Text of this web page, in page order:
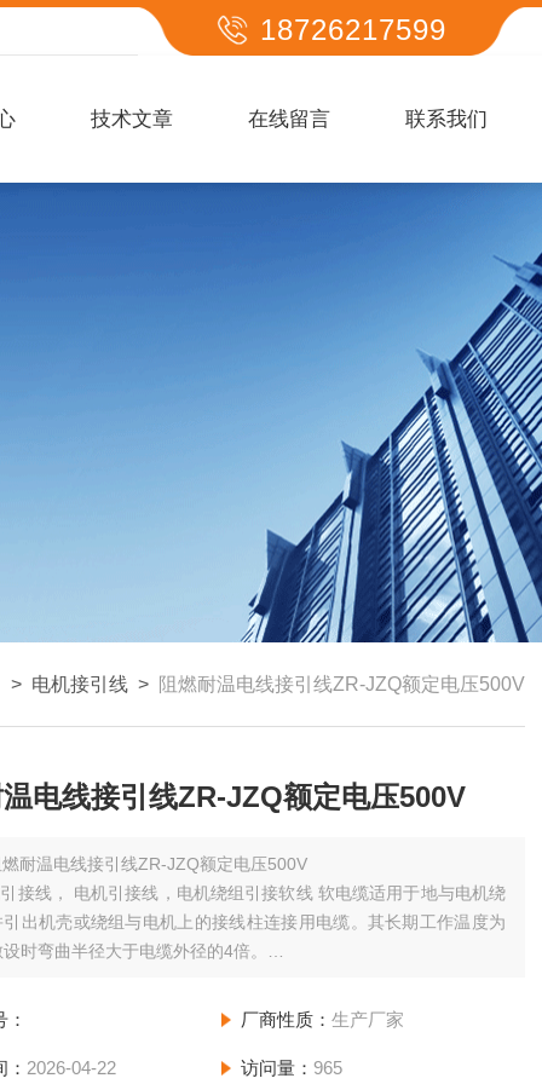
18726217599
技术文章 在线留言 联系我们
> 电机接引线 > 阻燃耐温电线接引线ZR-JZQ额定电压500V
温电线接引线ZR-JZQ额定电压500V
燃耐温电线接引线ZR-JZQ额定电压500V
接线， 电机引接线，电机绕组引接软线 软电缆适用于地与电机绕
出机壳或绕组与电机上的接线柱连接用电缆。其长期工作温度为
时弯曲半径大于电缆外径的4倍。
用于湿热地区。
厂商性质： 生产厂家
2026-04-22 访问量： 965